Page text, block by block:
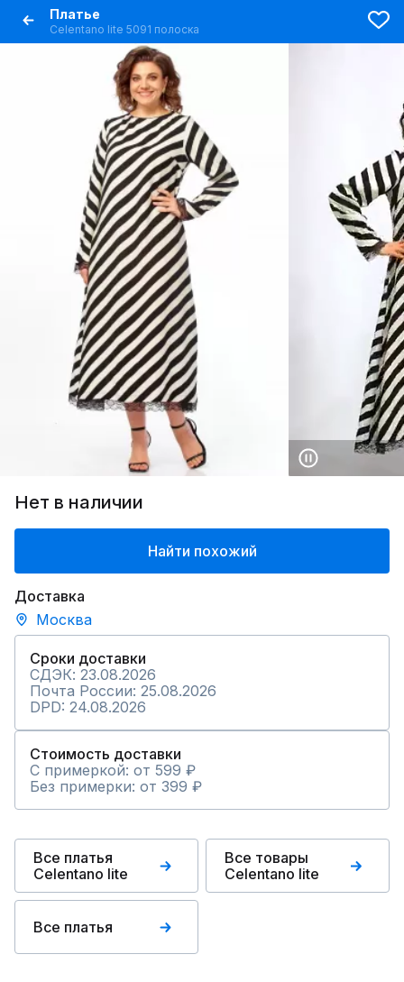
Платье
Celentano lite 5091 полоска
Нет в наличии
Найти похожий
Доставка
Москва
Сроки доставки
СДЭК: 23.08.2026
Почта России: 25.08.2026
DPD: 24.08.2026
Стоимость доставки
С примеркой: от 599 ₽
Без примерки: от 399 ₽
Все платья
Celentano lite
Все товары
Celentano lite
Все платья